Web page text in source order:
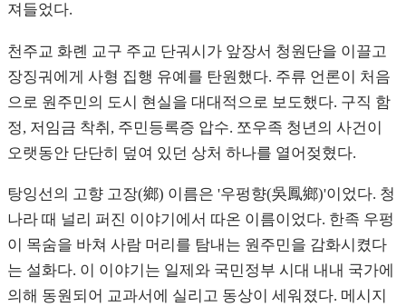
져들었다.
천주교 화롄 교구 주교 단궈시가 앞장서 청원단을 이끌고
장징궈에게 사형 집행 유예를 탄원했다. 주류 언론이 처음
으로 원주민의 도시 현실을 대대적으로 보도했다. 구직 함
정, 저임금 착취, 주민등록증 압수. 쪼우족 청년의 사건이
오랫동안 단단히 덮여 있던 상처 하나를 열어젖혔다.
탕잉선의 고향 고장(鄉) 이름은 '우펑향(吳鳳鄉)'이었다. 청
나라 때 널리 퍼진 이야기에서 따온 이름이었다. 한족 우펑
이 목숨을 바쳐 사람 머리를 탐내는 원주민을 감화시켰다
는 설화다. 이 이야기는 일제와 국민정부 시대 내내 국가에
의해 동원되어 교과서에 실리고 동상이 세워졌다. 메시지